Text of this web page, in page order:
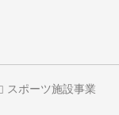
スポーツ施設事業